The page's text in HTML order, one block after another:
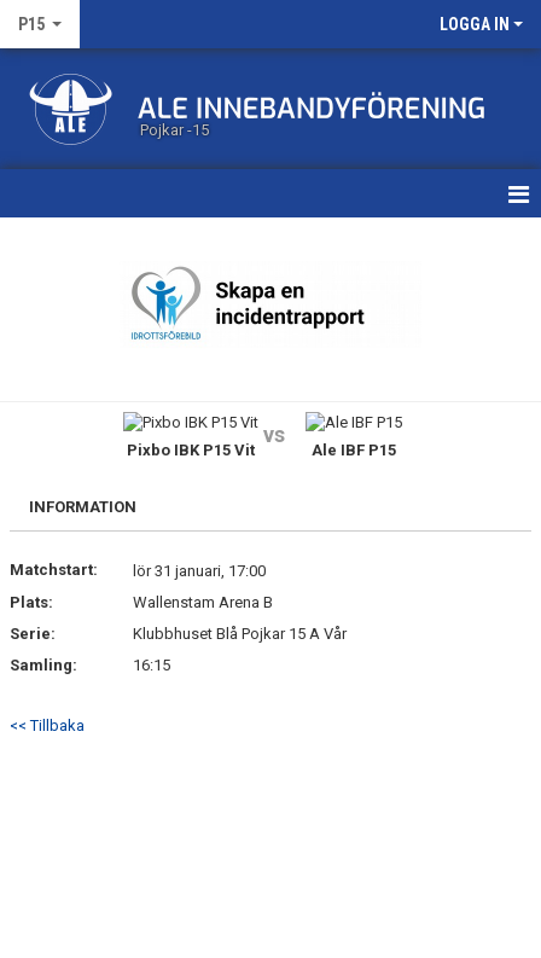
P15 LOGGA IN
Pojkar -15
DOKUMENT
Pixbo IBK P15 Vit
vs
Ale IBF P15
INFORMATION
Matchstart:
lör 31 januari, 17:00
Plats:
Wallenstam Arena B
Serie:
Klubbhuset Blå Pojkar 15 A Vår
Samling:
16:15
<< Tillbaka